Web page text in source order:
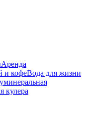
Аренда
и кофеВода для жизни
минеральная
кулера